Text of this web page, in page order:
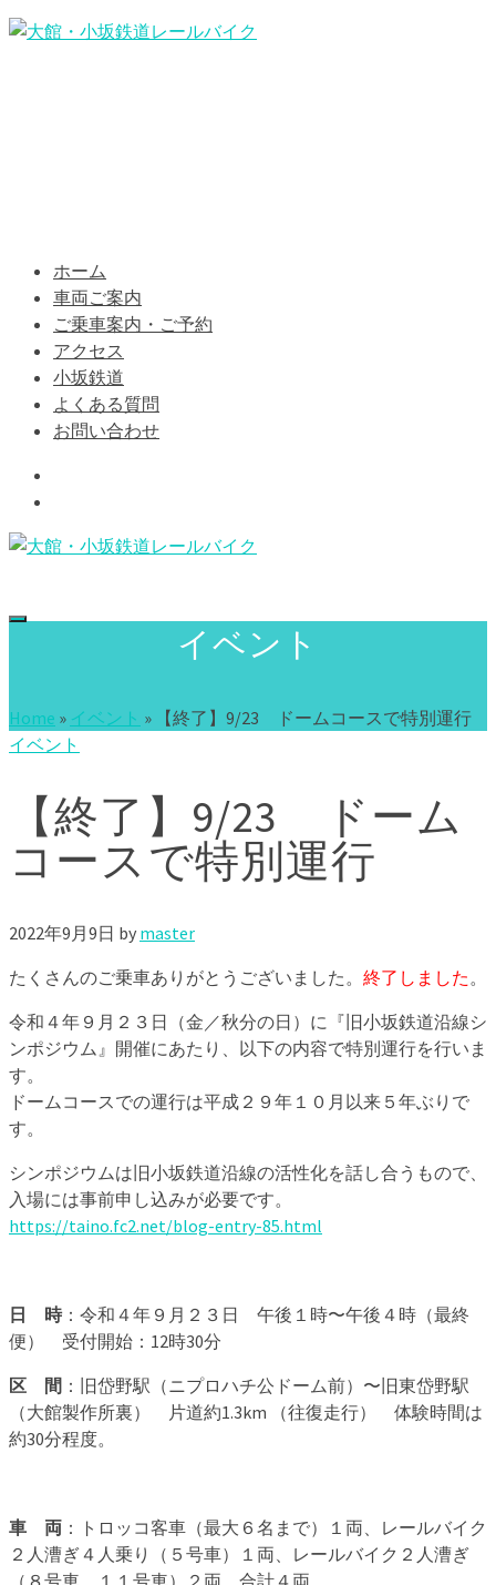
ホーム
車両ご案内
ご乗車案内・ご予約
アクセス
小坂鉄道
よくある質問
お問い合わせ
イベント
Home » イベント »
【終了】9/23 ドームコースで特別運行
イベント
【終了】9/23 ドーム
コースで特別運行
2022年9月9日 by master
たくさんのご乗車ありがとうございました。 終了しました。
令和４年９月２３日（金／秋分の日）に『旧小坂鉄道沿線シ
ンポジウム』開催にあたり、以下の内容で特別運行を行いま
す。
ドームコースでの運行は平成２９年１０月以来５年ぶりで
す。
シンポジウムは旧小坂鉄道沿線の活性化を話し合うもので、
入場には事前申し込みが必要です。
https://taino.fc2.net/blog-entry-85.html
日 時：令和４年９月２３日 午後１時〜午後４時（最終
便） 受付開始：12時30分
区 間 ：旧岱野駅（ニプロハチ公ドーム前）〜旧東岱野駅
（大館製作所裏） 片道約1.3km （往復走行） 体験時間は
約30分程度。
車 両 ：トロッコ客車（最大６名まで）１両、レールバイク
２人漕ぎ４人乗り（５号車）１両、レールバイク２人漕ぎ